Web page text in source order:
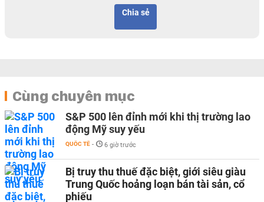
Chia sẻ
Cùng chuyên mục
S&P 500 lên đỉnh mới khi thị trường lao
động Mỹ suy yếu
QUỐC TẾ - 6 giờ trước
Bị truy thu thuế đặc biệt, giới siêu giàu
Trung Quốc hoảng loạn bán tài sản, cổ
phiếu